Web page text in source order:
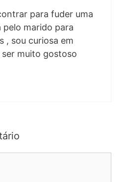
para fuder uma
pelo marido para
, sou curiosa em
muito gostoso